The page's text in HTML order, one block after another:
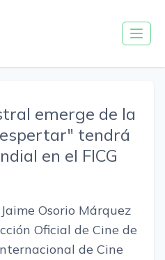
emerge de la
tendrá
en el FICG
Osorio Márquez
Oficial de Cine de
de Cine